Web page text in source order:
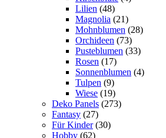
Lilien (48)
Magnolia (21)
Mohnblumen (28)
Orchideen (73)
Pusteblumen (33)
Rosen (17)
Sonnenblumen (4)
Tulpen (9)
Wiese (19)
Deko Panels (273)
Fantasy (27)
Für Kinder (30)
Hobby (62)